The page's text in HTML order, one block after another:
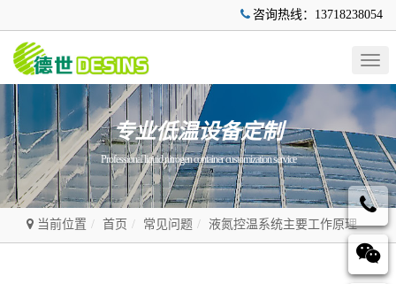
咨询热线：13718238054
专业低温设备定制
Professional liquid nitrogen container customization service
当前位置 首页 常见问题 液氮控温系统主要工作原理